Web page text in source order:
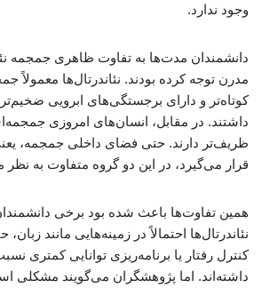
وجود ندارد.
دانشمندان مدت‌ها به تفاوت ظاهری جمجمه
مدرن توجه کرده بودند. نئاندرتال‌ها معمولاً
کوتاه‌تر و دارای برجستگی‌های ابرویی ضخیم‌تر
داشتند. در مقابل، انسان‌های امروزی
ظریف‌تر دارند. حتی فضای داخلی جمجمه،
قرار می‌گیرد، در این دو گروه متفاوت به
همین تفاوت‌ها باعث شده بود برخی
نئاندرتال‌ها احتمالاً در زمینه‌هایی مانند
کنترل رفتار یا برنامه‌ریزی توانایی کمتری
داشته‌اند. اما پژوهشگران می‌گویند مشکلی